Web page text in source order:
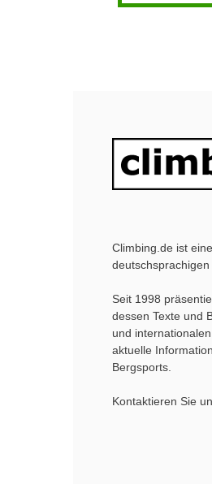
Climbing.de ist
Seit 1998
dessen Texte und
und
aktuelle
Bergsports.
Kontaktieren Sie